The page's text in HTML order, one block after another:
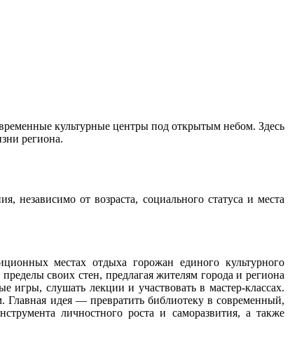
культурные центры под открытым небом. Здесь
региона.
независимо от возраста, социального статуса и места
местах отдыха горожан единого культурного
своих стен, предлагая жителям города и региона
слушать лекции и участвовать в мастер-классах.
идея — превратить библиотеку в современный,
личностного роста и саморазвития, а также